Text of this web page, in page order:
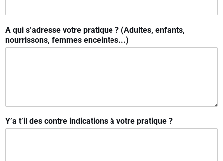
A qui s’adresse votre pratique ? (Adultes, enfants,
nourrissons, femmes enceintes...)
Y’a t’il des contre indications à votre pratique ?